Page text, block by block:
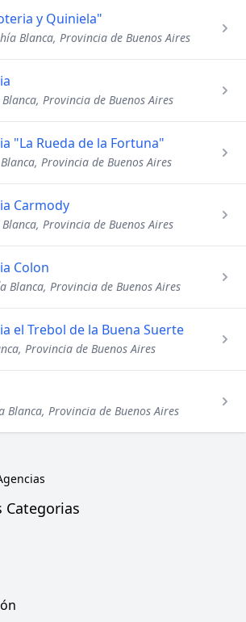
y Quiniela"
Blanca, Provincia de Buenos Aires
Provincia de Buenos Aires
"La Rueda de la Fortuna"
Provincia de Buenos Aires
Carmody
Provincia de Buenos Aires
Colon
Blanca, Provincia de Buenos Aires
el Trebol de la Buena Suerte
Provincia de Buenos Aires
Blanca, Provincia de Buenos Aires
Categorias